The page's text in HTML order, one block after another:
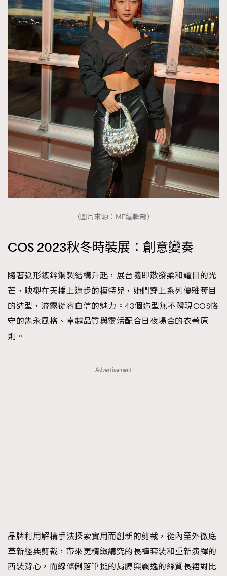
（圖片來源：MF編輯部）
COS 2023秋冬時裝展：創意變奏
隨著弧形鍍鋅鋼製結構升起，展台隨即散發柔和耀目的光
芒，映襯在天橋上邁步的模特兒，她們穿上系列優雅奪目
的造型，流露從容自信的魅力。43個造型無不體現COS恪
守的雋永風格、卓越品質與靈活配合日夜場合的衣著原
則。
Advertisement
品牌利用解構手法探索實用而創新的剪裁，從內至外徹底
革新經典剪裁，帶來更精緻講究的長褲套裝和重新演繹的
西裝背心，而線條俐落筆挺的肩膊與飄逸的絲質長裙對比